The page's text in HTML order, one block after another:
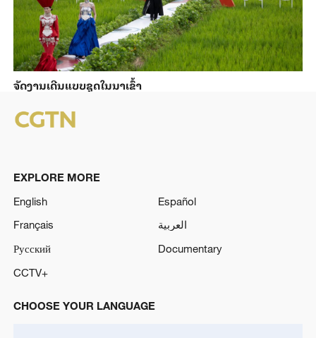
ຈັດງານເດີນແບບຊຸດໃນນາເຂົ້າ
EXPLORE MORE
English
Español
Français
العربية
Русский
Documentary
CCTV+
CHOOSE YOUR LANGUAGE